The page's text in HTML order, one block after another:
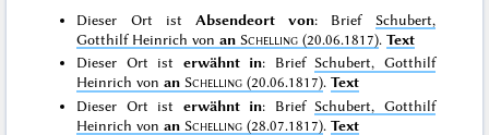
Dieser Ort ist Absendeort von: Brief Schubert,
Gotthilf Heinrich vonan Schelling (20.06.1817).Text
Dieser Ort ist erwähnt in: BriefSchubert, Gotthilf
Heinrich vonan Schelling (20.06.1817).Text
Dieser Ort ist erwähnt in: Brief Schubert, Gotthilf
Heinrich vonan Schelling (28.07.1817).Text